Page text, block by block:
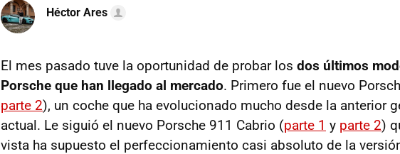
Héctor Ares
El mes pasado tuve la oportunidad de probar los dos últimos
Porsche que han llegado al mercado. Primero fue el nuevo
parte 2), un coche que ha evolucionado mucho desde la anterior
actual. Le siguió el nuevo Porsche 911 Cabrio (parte 1 y parte 2)
vista ha supuesto el perfeccionamiento casi absoluto de la